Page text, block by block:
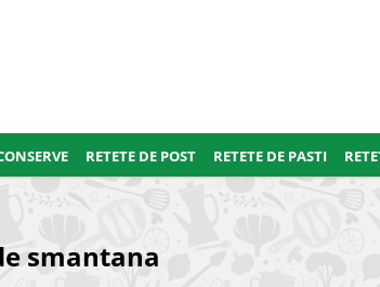
RETETE DE POST RETETE DE PASTI
smantana